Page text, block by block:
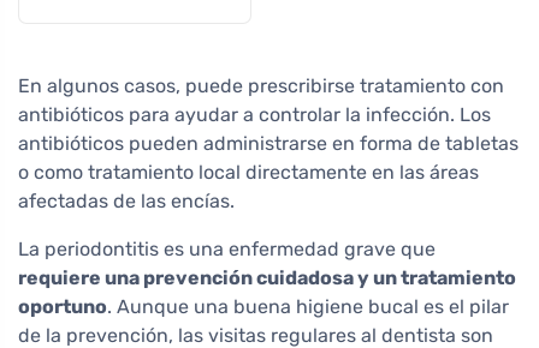
En algunos casos, puede prescribirse tratamiento con
antibióticos para ayudar a controlar la infección. Los
antibióticos pueden administrarse en forma de tabletas
o como tratamiento local directamente en las áreas
afectadas de las encías.
La periodontitis es una enfermedad grave que
requiere una prevención cuidadosa y un tratamiento
oportuno. Aunque una buena higiene bucal es el pilar
de la prevención, las visitas regulares al dentista son